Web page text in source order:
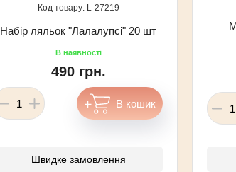
27219
Набір ляльок "Лалалупсі" 20 шт
490 грн.
Швидке замовлення